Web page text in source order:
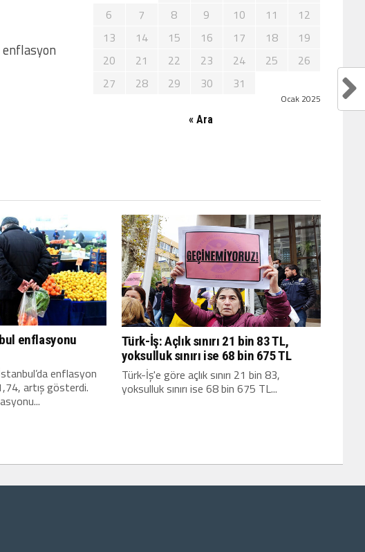
enflasyon
Ocak 2025
6
7 8 9 10 11
12
13
14 15 16 17 18
19
20
21 22 23 24 25
26
27
28 29 30 31
« Ara
enflasyonu
enflasyon
artış gösterdi.
Türk-İş: Açlık sınırı 21 bin 83 TL,
yoksulluk sınırı ise 68 bin 675 TL
Türk-İş'e göre açlık sınırı 21 bin 83,
yoksulluk sınırı ise 68 bin 675 TL...